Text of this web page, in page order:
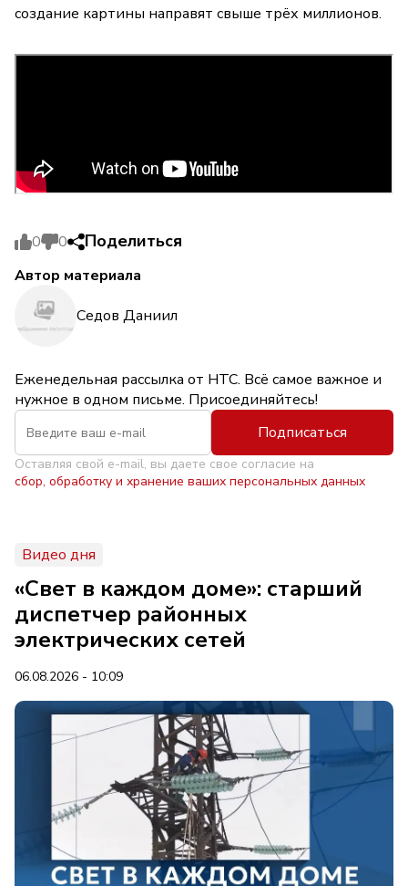
создание картины направят свыше трёх миллионов.
0 0 Поделиться
Автор материала
Седов Даниил
Еженедельная рассылка от НТС. Всё самое важное и
нужное в одном письме. Присоединяйтесь!
Подписаться
Оставляя свой e-mail, вы даете свое согласие на
сбор, обработку и хранение ваших персональных данных
Видео дня
«Свет в каждом доме»: старший
диспетчер районных
электрических сетей
06.08.2026 - 10:09